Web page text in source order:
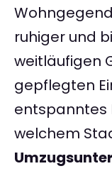
ruhiger und
weitläufigen
gepflegten
entspanntes
welchem